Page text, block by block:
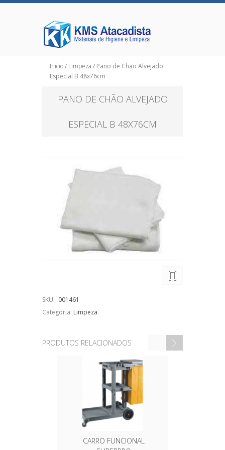
Início/ Limpeza / Pano de Chão Alvejado
Especial B 48x76cm
PANO DE CHÃO ALVEJADO
ESPECIAL B 48X76CM
SKU: 001461
Categoria: Limpeza.
PRODUTOS RELACIONADOS
CARRO FUNCIONAL